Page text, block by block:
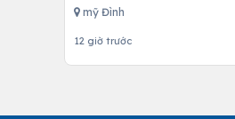
mỹ Đình
12 giờ trước